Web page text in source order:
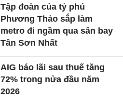
Tập đoàn của tỷ phú
Phương Thảo sắp làm
metro đi ngầm qua sân bay
Tân Sơn Nhất
AIG báo lãi sau thuế tăng
72% trong nửa đầu năm
2026